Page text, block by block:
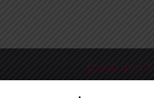
לינקים נפוצים